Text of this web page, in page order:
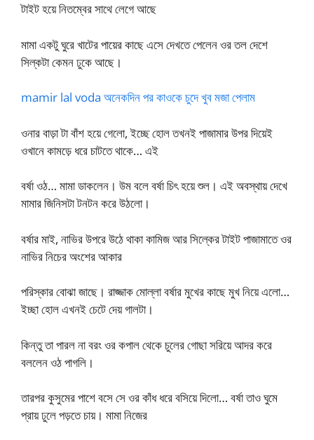
টাইট হয়ে নিতম্বের সাথে লেগে আছে
মামা একটু ঘুরে খাটের পায়ের কাছে এসে দেখতে পেলেন ওর তল দেশে
সিল্কটা কেমন ঢুকে আছে।
mamir lal voda অনেকদিন পর কাওকে চুদে খুব মজা পেলাম
ওনার বাড়া টা বাঁশ হয়ে গেলো, ইচ্ছে হোল তখনই পাজামার উপর দিয়েই
ওখানে কামড়ে ধরে চাটতে থাকে… এই
বর্ষা ওঠ… মামা ডাকলেন। উম বলে বর্ষা চিৎ হয়ে শুল। এই অবস্থায় দেখে
মামার জিনিসটা টনটন করে উঠলো।
বর্ষার মাই, নাভির উপরে উঠে থাকা কামিজ আর সিল্কের টাইট পাজামাতে ওর
নাভির নিচের অংশের আকার
পরিস্কার বোঝা জাছে। রাজ্জাক মোল্লা বর্ষার মুখের কাছে মুখ নিয়ে এলো…
ইচ্ছা হোল এখনই চেটে দেয় গালটা।
কিন্তু তা পারল না বরং ওর কপাল থেকে চুলের গোছা সরিয়ে আদর করে
বললেন ওঠ পাগলি।
তারপর কুসুমের পাশে বসে সে ওর কাঁধ ধরে বসিয়ে দিলো… বর্ষা তাও ঘুমে
প্রায় ঢুলে পড়তে চায়। মামা নিজের